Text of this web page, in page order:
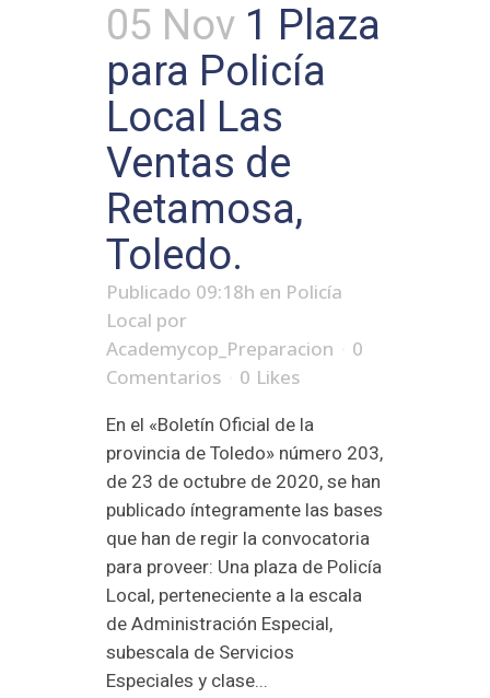
05 Nov 1 Plaza
para Policía
Local Las
Ventas de
Retamosa,
Toledo.
Publicado 09:18h en Policía
Local por
Academycop_Preparacion
0
Comentarios
0 Likes
En el «Boletín Oficial de la
provincia de Toledo» número 203,
de 23 de octubre de 2020, se han
publicado íntegramente las bases
que han de regir la convocatoria
para proveer: Una plaza de Policía
Local, perteneciente a la escala
de Administración Especial,
subescala de Servicios
Especiales y clase...